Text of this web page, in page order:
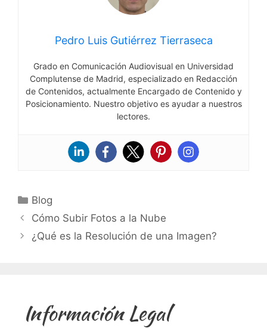
Pedro Luis Gutiérrez Tierraseca
Grado en Comunicación Audiovisual en Universidad
Complutense de Madrid, especializado en Redacción
de Contenidos, actualmente Encargado de Contenido y
Posicionamiento. Nuestro objetivo es ayudar a nuestros
lectores.
Categorías
Blog
Cómo Subir Fotos a la Nube
¿Qué es la Resolución de una Imagen?
Información Legal